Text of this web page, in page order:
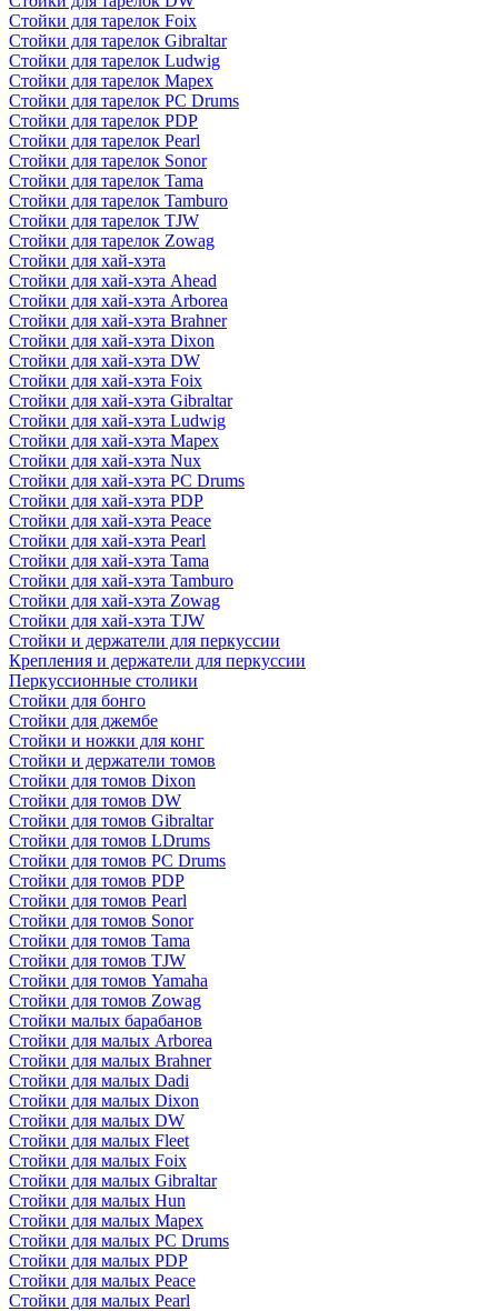
Стойки для тарелок Foix
Стойки для тарелок Gibraltar
Стойки для тарелок Ludwig
Стойки для тарелок Mapex
Стойки для тарелок PC Drums
Стойки для тарелок PDP
Стойки для тарелок Pearl
Стойки для тарелок Sonor
Стойки для тарелок Tama
Стойки для тарелок Tamburo
Стойки для тарелок TJW
Стойки для тарелок Zowag
Стойки для хай-хэта
Стойки для хай-хэта Ahead
Стойки для хай-хэта Arborea
Стойки для хай-хэта Brahner
Стойки для хай-хэта Dixon
Стойки для хай-хэта DW
Стойки для хай-хэта Foix
Стойки для хай-хэта Gibraltar
Стойки для хай-хэта Ludwig
Стойки для хай-хэта Mapex
Стойки для хай-хэта Nux
Стойки для хай-хэта PC Drums
Стойки для хай-хэта PDP
Стойки для хай-хэта Peace
Стойки для хай-хэта Pearl
Стойки для хай-хэта Tama
Стойки для хай-хэта Tamburo
Стойки для хай-хэта Zowag
Стойки для хай-хэта TJW
Стойки и держатели для перкуссии
Крепления и держатели для перкуссии
Перкуссионные столики
Стойки для бонго
Стойки для джембе
Стойки и ножки для конг
Стойки и держатели томов
Стойки для томов Dixon
Стойки для томов DW
Стойки для томов Gibraltar
Стойки для томов LDrums
Стойки для томов PC Drums
Стойки для томов PDP
Стойки для томов Pearl
Стойки для томов Sonor
Стойки для томов Tama
Стойки для томов TJW
Стойки для томов Yamaha
Стойки для томов Zowag
Стойки малых барабанов
Стойки для малых Arborea
Стойки для малых Brahner
Стойки для малых Dadi
Стойки для малых Dixon
Стойки для малых DW
Стойки для малых Fleet
Стойки для малых Foix
Стойки для малых Gibraltar
Стойки для малых Hun
Стойки для малых Mapex
Стойки для малых PC Drums
Стойки для малых PDP
Стойки для малых Peace
Стойки для малых Pearl